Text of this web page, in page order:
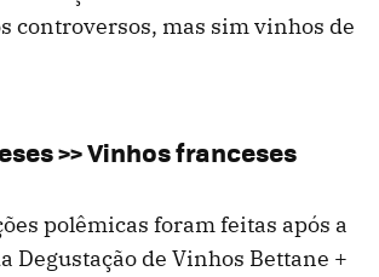
controversos, mas sim vinhos de
>> Vinhos franceses
polêmicas foram feitas após a
Degustação de Vinhos Bettane +